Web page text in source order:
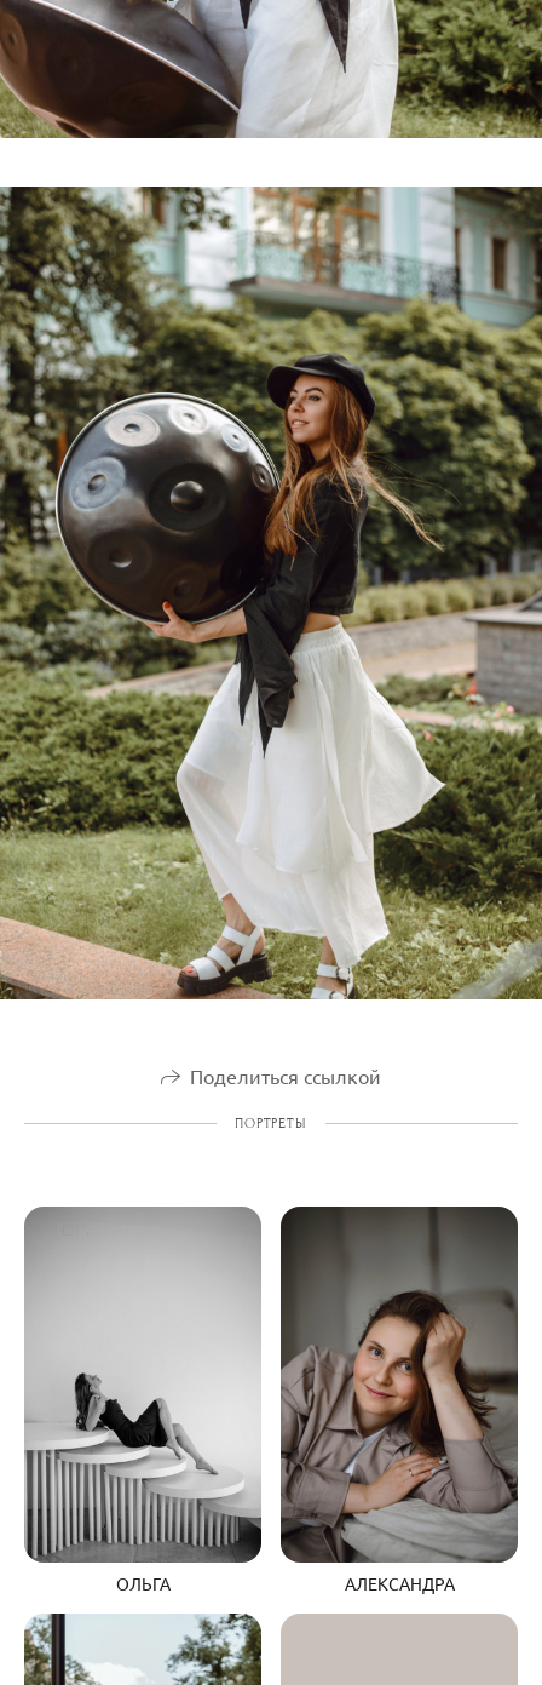
Поделиться ссылкой
ПОРТРЕТЫ
ОЛЬГА АЛЕКСАНДРА